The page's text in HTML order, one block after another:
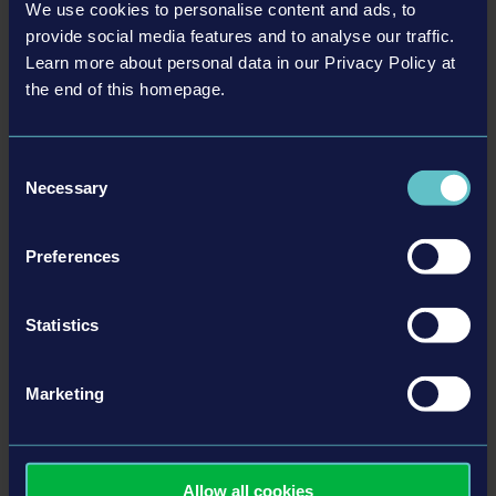
We use cookies to personalise content and ads, to
provide social media features and to analyse our traffic.
Learn more about personal data in our Privacy Policy at
the end of this homepage.
Selection
Necessary
Preferences
Statistics
Marketing
Allow all cookies
TP3® Pumper o la piattaforma idraulica T-Rex®.
Attrezzature antincendio autentiche di rinomati produttori
americani come Cairns®, MSA G1® SCBA e HAIX®.
distretti, come quelli della zona industriale, della periferia e
Dettagli
Nintendo Switch Console
Sviluppatore: Chronos Unterhaltungssoftware